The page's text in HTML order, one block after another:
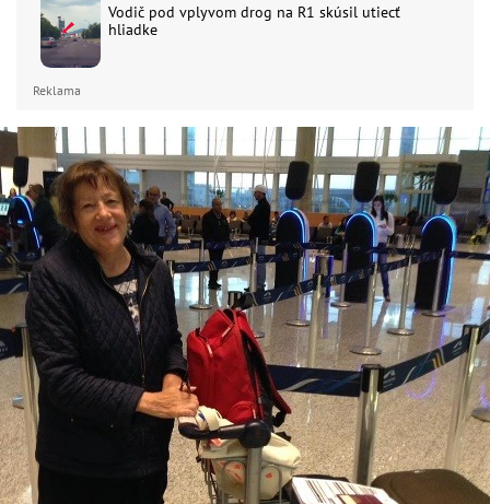
Vodič pod vplyvom drog na R1 skúsil utiecť
hliadke
Reklama